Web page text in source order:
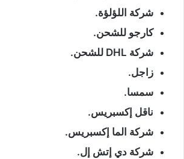
شركة اللؤلؤة.
كارجو للشحن.
شركة DHL للشحن.
زاجل.
سمسا.
ناقل إكسبريس.
شركة الما إكسبريس.
شركة دي إتش إل.